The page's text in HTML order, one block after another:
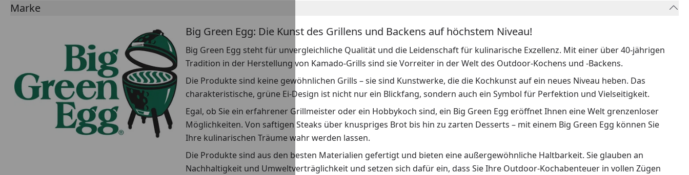
Marke
Big Green Egg: Die Kunst des Grillens und Backens auf höchstem Niveau!
Big Green Egg steht für unvergleichliche Qualität und die Leidenschaft für kulinarische Exzellenz. Mit einer über 40-jährigen
Tradition in der Herstellung von Kamado-Grills sind sie Vorreiter in der Welt des Outdoor-Kochens und -Backens.
Die Produkte sind keine gewöhnlichen Grills – sie sind Kunstwerke, die die Kochkunst auf ein neues Niveau heben. Das
charakteristische, grüne Ei-Design ist nicht nur ein Blickfang, sondern auch ein Symbol für Perfektion und Vielseitigkeit.
Egal, ob Sie ein erfahrener Grillmeister oder ein Hobbykoch sind, ein Big Green Egg eröffnet Ihnen eine Welt grenzenloser
Möglichkeiten. Von saftigen Steaks über knuspriges Brot bis hin zu zarten Desserts – mit einem Big Green Egg können Sie
Ihre kulinarischen Träume wahr werden lassen.
Die Produkte sind aus den besten Materialien gefertigt und bieten eine außergewöhnliche Haltbarkeit. Sie glauben an
Nachhaltigkeit und Umweltverträglichkeit und setzen sich dafür ein, dass Sie Ihre Outdoor-Kochabenteuer in vollen Zügen